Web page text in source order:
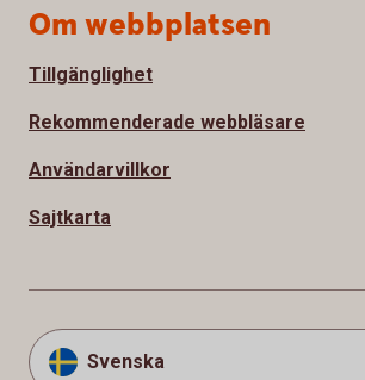
Om webbplatsen
Tillgänglighet
Rekommenderade webbläsare
Användarvillkor
Sajtkarta
Svenska